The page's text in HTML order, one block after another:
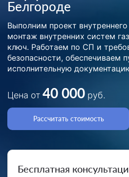
Белгороде
Выполним проект
монтаж внутренних систем
ключ. Работаем по СП и
безопасности, обеспечиваем
исполнительную
Цена от 40 000 руб.
Рассчитать стоимость
Бесплатная